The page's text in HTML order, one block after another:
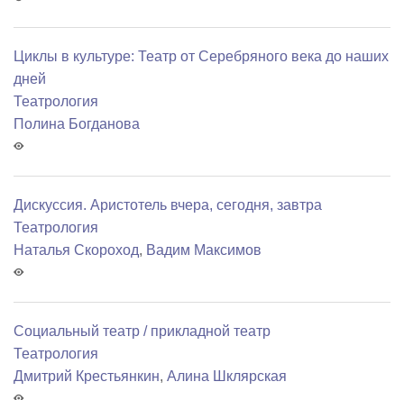
Циклы в культуре: Театр от Серебряного века до наших
дней
Театрология
Полина Богданова
Дискуссия. Аристотель вчера, сегодня, завтра
Театрология
Наталья Скороход, Вадим Максимов
Социальный театр / прикладной театр
Театрология
Дмитрий Крестьянкин, Алина Шклярская